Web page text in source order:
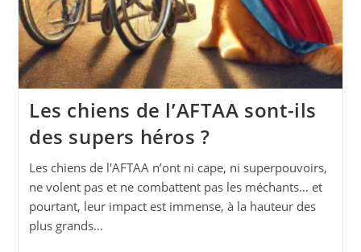
Les chiens de l’AFTAA sont-ils
des supers héros ?
Les chiens de l'AFTAA n’ont ni cape, ni superpouvoirs,
ne volent pas et ne combattent pas les méchants… et
pourtant, leur impact est immense, à la hauteur des
plus grands…